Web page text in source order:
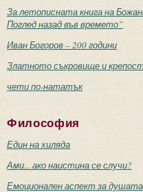
За летописната книга на
Поглед назад във времето”
Иван Богоров – 200 години
Златното съкровище и
чети по-нататък
Философия
Един на хиляда
Ами... ако наистина се случи?
Емоционален аспект за душата